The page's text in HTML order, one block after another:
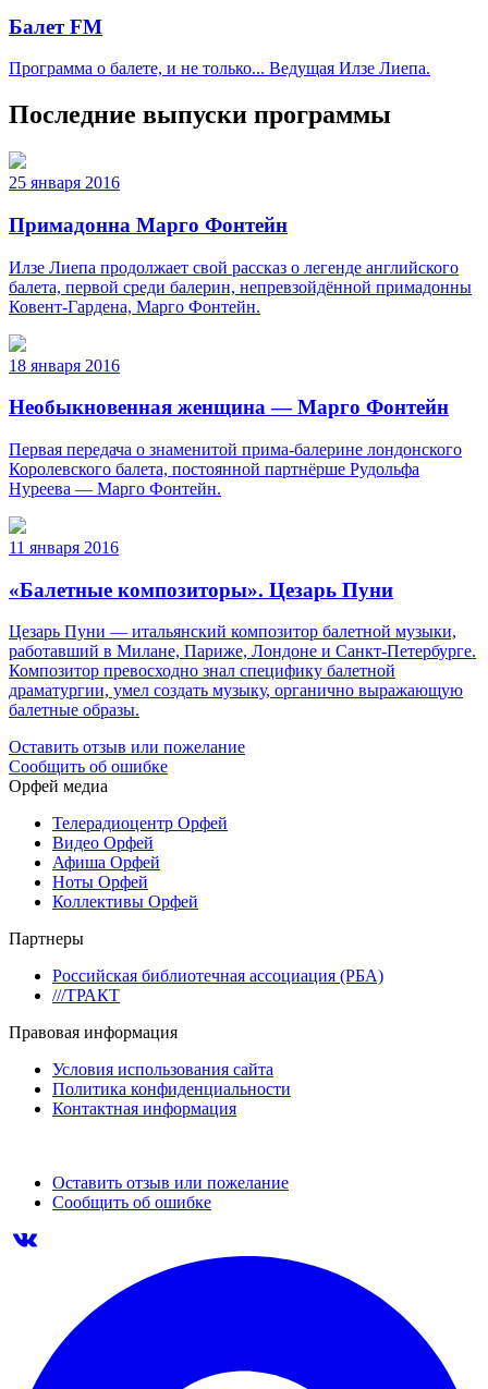
Балет FM
Программа о балете, и не только... Ведущая Илзе Лиепа.
Последние выпуски программы
25 января 2016
Примадонна Марго Фонтейн
Илзе Лиепа продолжает свой рассказ о легенде английского
балета, первой среди балерин, непревзойдённой примадонны
Ковент-Гардена, Марго Фонтейн.
18 января 2016
Необыкновенная женщина — Марго Фонтейн
Первая передача о знаменитой прима-балерине лондонского
Королевского балета, постоянной партнёрше Рудольфа
Нуреева — Марго Фонтейн.
11 января 2016
«Балетные композиторы». Цезарь Пуни
Цезарь Пуни — итальянский композитор балетной музыки,
работавший в Милане, Париже, Лондоне и Санкт-Петербурге.
Композитор превосходно знал специфику балетной
драматургии, умел создать музыку, органично выражающую
балетные образы.
Оставить отзыв или пожелание
Сообщить об ошибке
Орфей медиа
Телерадиоцентр Орфей
Видео Орфей
Афиша Орфей
Ноты Орфей
Коллективы Орфей
Партнеры
Российская библиотечная ассоциация (РБА)
///ТРАКТ
Правовая информация
Условия использования сайта
Политика конфиденциальности
Контактная информация
Оставить отзыв или пожелание
Сообщить об ошибке